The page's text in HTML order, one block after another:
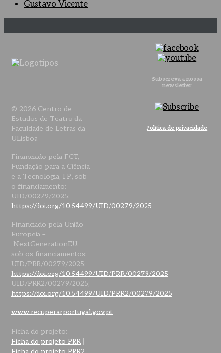
Gustavo Vicente
© 2026 Centro de
Estudos de Teatro da
Faculdade de Letras da
ULisboa
Financiado pela FCT,
Fundação para a Ciência
e a Tecnologia, I.P., sob
o financiamento:
UID/00279/2025;
https://doi.org/10.54499/UID/00279/2025
Financiado pela União
Europeia –
NextGenerationEU,
sob os financiamentos:
UID/PRR/00279/2025;
https://doi.org/10.54499/UID/PRR/00279/2025
UID/PRR2/00279/2025;
https://doi.org/10.54499/UID/PRR2/00279/2025
www.recuperarportugal.gov.pt
Ficha do projeto:
Ficha do projeto PRR
Ficha do projeto PRR2
Subscreva a nossa
newsletter
Política de privacidade